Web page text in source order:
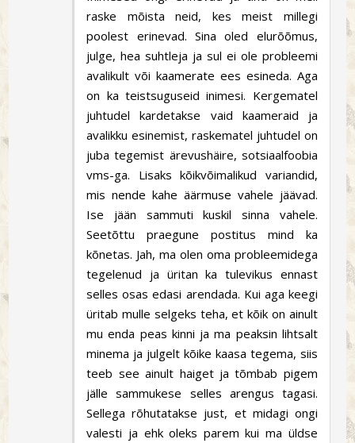
raske mõista neid, kes meist millegi
poolest erinevad. Sina oled elurõõmus,
julge, hea suhtleja ja sul ei ole probleemi
avalikult või kaamerate ees esineda. Aga
on ka teistsuguseid inimesi. Kergematel
juhtudel kardetakse vaid kaameraid ja
avalikku esinemist, raskematel juhtudel on
juba tegemist ärevushäire, sotsiaalfoobia
vms-ga. Lisaks kõikvõimalikud variandid,
mis nende kahe äärmuse vahele jäävad.
Ise jään sammuti kuskil sinna vahele.
Seetõttu praegune postitus mind ka
kõnetas. Jah, ma olen oma probleemidega
tegelenud ja üritan ka tulevikus ennast
selles osas edasi arendada. Kui aga keegi
üritab mulle selgeks teha, et kõik on ainult
mu enda peas kinni ja ma peaksin lihtsalt
minema ja julgelt kõike kaasa tegema, siis
teeb see ainult haiget ja tõmbab pigem
jälle sammukese selles arengus tagasi.
Sellega rõhutatakse just, et midagi ongi
valesti ja ehk oleks parem kui ma üldse